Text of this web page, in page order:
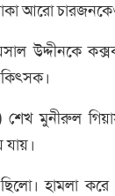
আরো
উদ্দীনকে
শেখ মুনীরুল
যায়।
হামলা করে